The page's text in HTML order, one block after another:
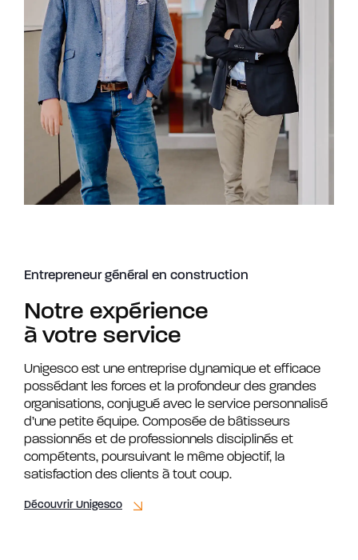
Entrepreneur général en construction
Notre expérience
à votre service
Unigesco est une entreprise dynamique et efficace
possédant les forces et la profondeur des grandes
organisations, conjugué avec le service personnalisé
d’une petite équipe. Composée de bâtisseurs
passionnés et de professionnels disciplinés et
compétents, poursuivant le même objectif, la
satisfaction des clients à tout coup.
Découvrir Unigesco